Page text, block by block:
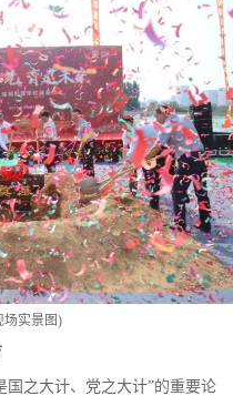
实景图)
国之大计、党之大计”的重要论